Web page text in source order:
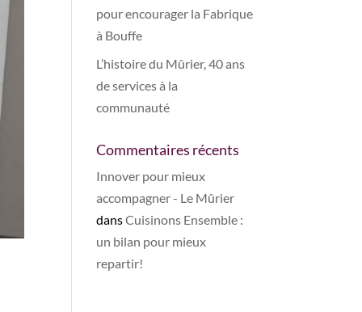
pour encourager la Fabrique
à Bouffe
L’histoire du Mûrier, 40 ans
de services à la
communauté
Commentaires récents
Innover pour mieux
accompagner - Le Mûrier
dansCuisinons Ensemble :
un bilan pour mieux
repartir!